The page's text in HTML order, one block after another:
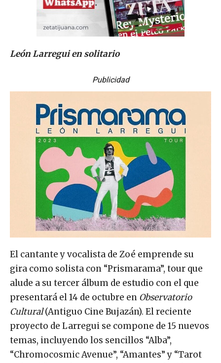
León Larregui en solitario
Publicidad
El cantante y vocalista de Zoé emprende su
gira como solista con “Prismarama”, tour que
alude a su tercer álbum de estudio con el que
presentará el 14 de octubre en Observatorio
Cultural(Antiguo Cine Bujazán). El reciente
proyecto de Larregui se compone de 15 nuevos
temas, incluyendo los sencillos “Alba”,
“Chromocosmic Avenue”, “Amantes” y “Tarot